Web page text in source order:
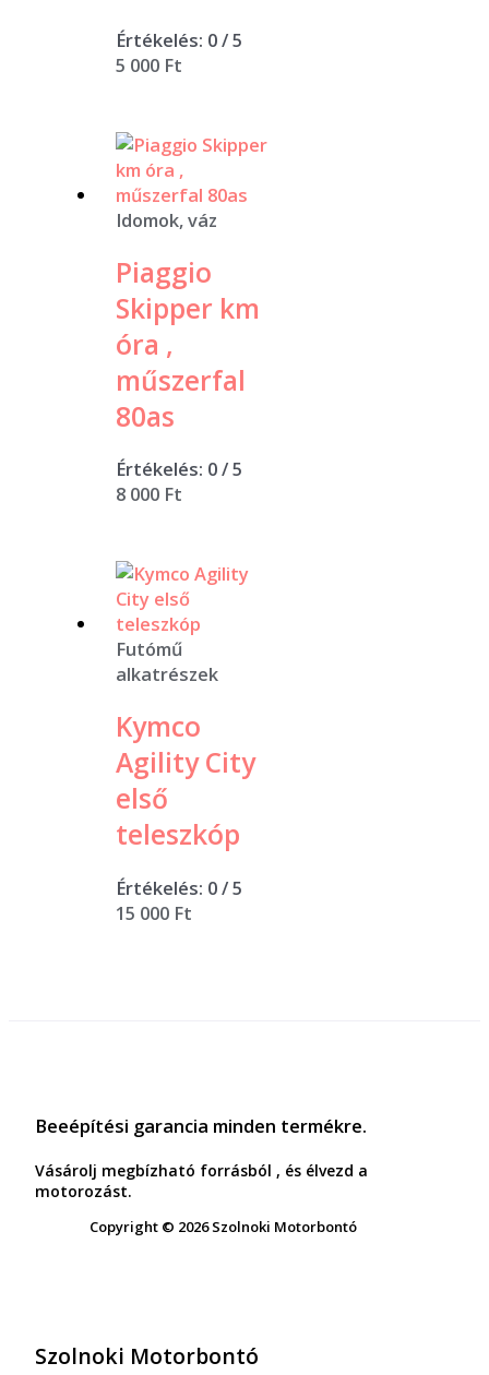
Értékelés: 0/ 5
5 000 Ft
Idomok, váz
Piaggio
Skipper km
óra ,
műszerfal
80as
Értékelés: 0/ 5
8 000 Ft
Futómű
alkatrészek
Kymco
Agility City
első
teleszkóp
Értékelés: 0/ 5
15 000 Ft
Beeépítési garancia minden termékre.
Vásárolj megbízható forrásból , és élvezd a
motorozást.
Copyright © 2026 Szolnoki Motorbontó
Szolnoki Motorbontó